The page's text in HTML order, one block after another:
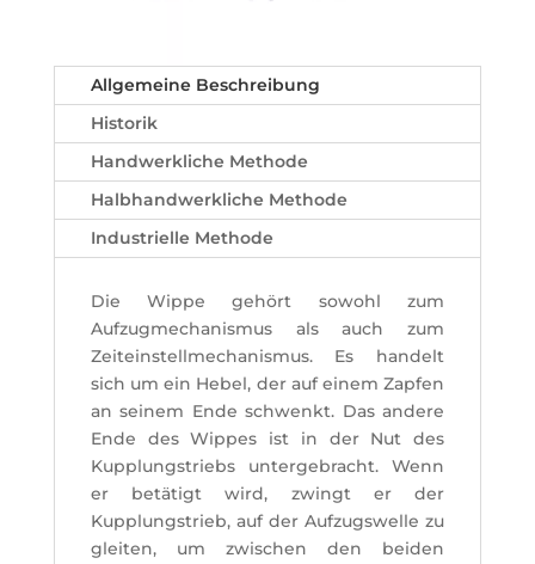
Allgemeine Beschreibung
Historik
Handwerkliche Methode
Halbhandwerkliche Methode
Industrielle Methode
Die Wippe gehört sowohl zum
Aufzugmechanismus als auch zum
Zeiteinstellmechanismus. Es handelt
sich um ein Hebel, der auf einem Zapfen
an seinem Ende schwenkt. Das andere
Ende des Wippes ist in der Nut des
Kupplungstriebs untergebracht. Wenn
er betätigt wird, zwingt er der
Kupplungstrieb, auf der Aufzugswelle zu
gleiten, um zwischen den beiden